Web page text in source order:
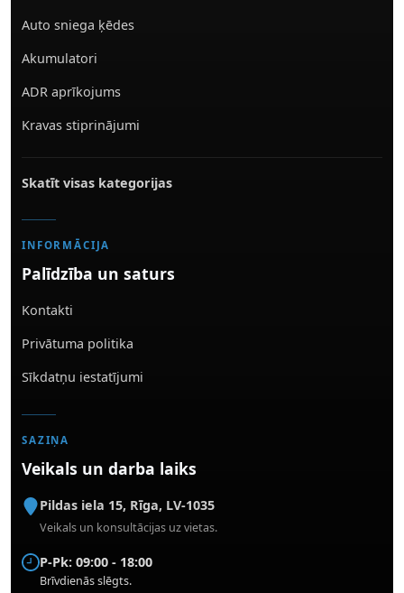
Auto sniega ķēdes
Akumulatori
ADR aprīkojums
Kravas stiprinājumi
Skatīt visas kategorijas
INFORMĀCIJA
Palīdzība un saturs
Kontakti
Privātuma politika
Sīkdatņu iestatījumi
SAZIŅA
Veikals un darba laiks
Pildas iela 15, Rīga, LV-1035
Veikals un konsultācijas uz vietas.
P-Pk: 09:00 - 18:00
Brīvdienās slēgts.